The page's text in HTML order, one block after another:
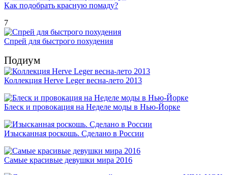
Как подобрать красную помаду?
7
Спрей для быстрого похудения
Подиум
Коллекция Herve Leger весна-лето 2013
Блеск и провокация на Неделе моды в Нью-Йорке
Изысканная роскошь. Сделано в России
Самые красивые девушки мира 2016